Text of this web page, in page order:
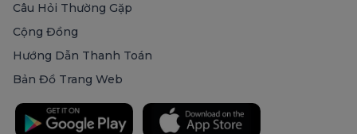
Câu Hỏi Thường Gặp
Cộng Đồng
Hướng Dẫn Thanh Toán
Bản Đồ Trang Web